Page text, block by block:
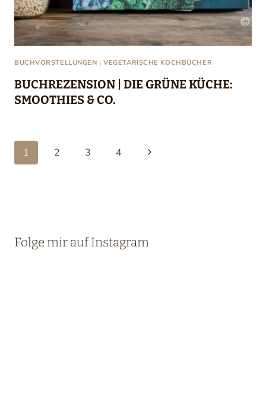
BUCHVORSTELLUNGEN |VEGETARISCHE KOCHBÜCHER
BUCHREZENSION | DIE GRÜNE KÜCHE:
SMOOTHIES & CO.
Seitennavigation
1 2 3 4
Nächste
Folge mir auf Instagram